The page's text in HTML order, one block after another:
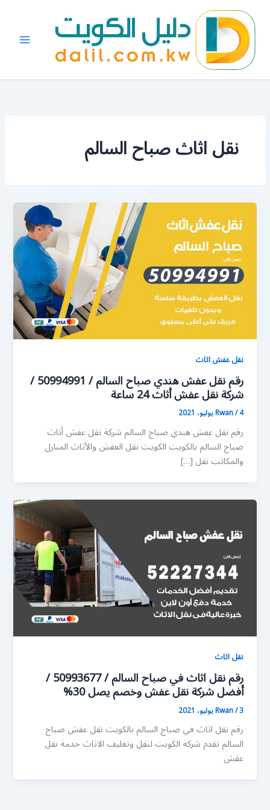
المحتوى
نقل اثاث صباح السالم
نقل عفش اثاث
رقم نقل عفش هندي صباح السالم / 50994991 /
شركة نقل عفش أثاث 24 ساعة
Rwan/4 يوليو، 2021
رقم نقل عفش هندي صباح السالم شركة نقل عفش أثاث
صباح السالم بالكويت الكويت نقل العفش والأثاث المنازل
والمكاتب نقل […]
نقل اثاث
رقم نقل اثاث في صباح السالم / 50993677 /
أفضل شركة نقل عفش وخصم يصل 30%
Rwan/3 يوليو، 2021
رقم نقل اثاث في صباح السالم بالكويت نقل عفش صباح
السالم تقدم شركة الكويت لنقل وتغليف الاثاث خدمة نقل
عفش